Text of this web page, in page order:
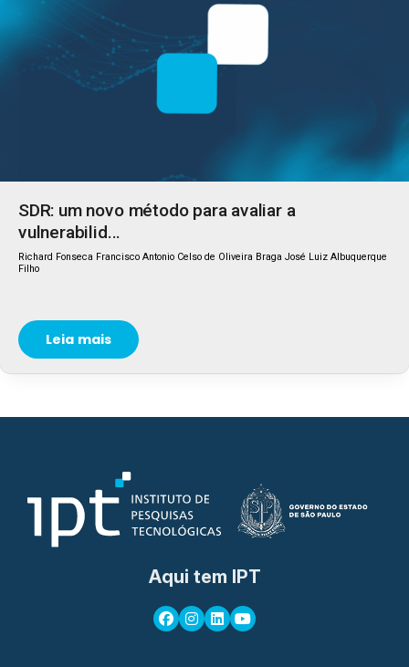
SDR: um novo método para avaliar a
vulnerabilid...
Richard Fonseca Francisco Antonio Celso de Oliveira Braga José Luiz Albuquerque
Filho
Leia mais
Aqui tem IPT